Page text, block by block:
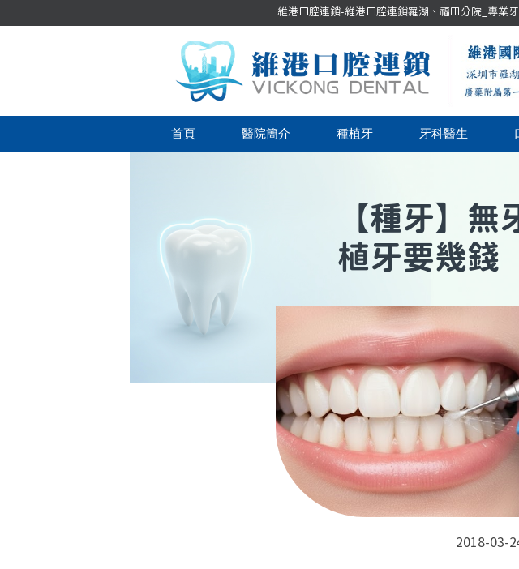
維港口腔連鎖-維港口腔連鎖羅湖、福田分院_專
首頁 醫院簡介 種植牙 牙科醫生
【種牙】 無
植牙要幾錢
2018-03-